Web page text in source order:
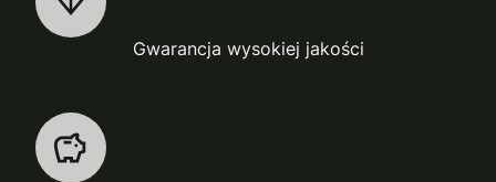
Gwarancja wysokiej jakości